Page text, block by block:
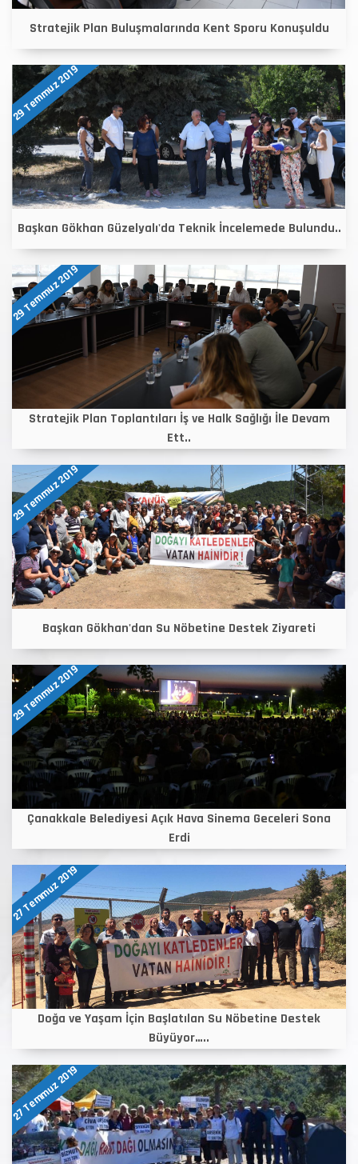
Stratejik Plan Buluşmalarında Kent Sporu Konuşuldu
29 Temmuz 2019
Başkan Gökhan Güzelyalı'da Teknik İncelemede Bulundu..
29 Temmuz 2019
Stratejik Plan Toplantıları İş ve Halk Sağlığı İle Devam
Ett..
29 Temmuz 2019
Başkan Gökhan'dan Su Nöbetine Destek Ziyareti
29 Temmuz 2019
Çanakkale Belediyesi Açık Hava Sinema Geceleri Sona
Erdi
27 Temmuz 2019
Doğa ve Yaşam İçin Başlatılan Su Nöbetine Destek
Büyüyor…..
27 Temmuz 2019